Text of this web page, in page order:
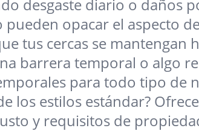
desgaste diario o daños
pueden opacar el aspecto
tus cercas se mantengan
barrera temporal o algo
para todo tipo de
los estilos estándar?
y requisitos de